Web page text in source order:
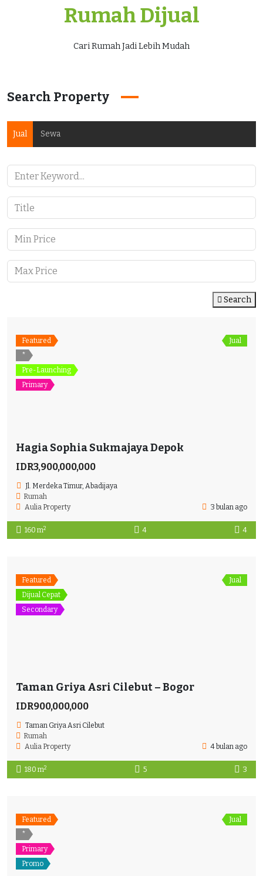
Rumah Dijual
Cari Rumah Jadi Lebih Mudah
Search Property
Jual Sewa
Search
Featured
*
Pre-Launching
Primary
Jual
Hagia Sophia Sukmajaya Depok
IDR3,900,000,000
Jl. Merdeka Timur, Abadijaya
Rumah
Aulia Property
3 bulan ago
160 m2 4 4
Featured
Dijual Cepat
Secondary
Jual
Taman Griya Asri Cilebut – Bogor
IDR900,000,000
Taman Griya Asri Cilebut
Rumah
Aulia Property
4 bulan ago
180 m2 5 3
Featured
*
Primary
Promo
Jual